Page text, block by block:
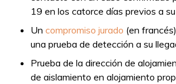
19 en los catorce días previos a
Un compromiso jurado (en
una prueba de detección a su
Prueba de la dirección de
de aislamiento en alojamiento